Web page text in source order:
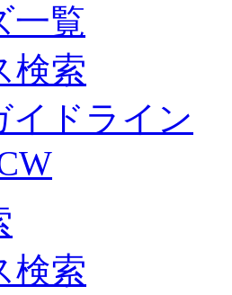
一覧
検索
イドライン
検索